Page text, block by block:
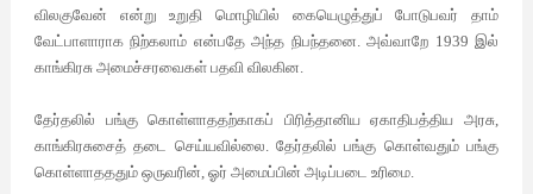
விலகுவேன்
என்று உறுதி மொழியில் கையெழுத்துப் போடுபவர்
தாம்
வேட்பாளாராக நிற்கலாம் என்பதே அந்த நிபந்தனை.அவ்வாறே 1939இல்
காங்கிரசு அமைச்சரவைகள் பதவி விலகின.
தேர்தலில் பங்கு கொள்ளாததற்காகப் பிரித்தானிய ஏகாதிபத்திய அரசு,
காங்கிரசுசைத் தடை செய்யவில்லை.தேர்தலில் பங்கு கொள்வதும் பங்கு
கொள்ளாதததும் ஒருவரின், ஓர் அமைப்பின் அடிப்படை உரிமை.